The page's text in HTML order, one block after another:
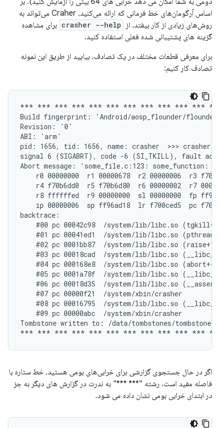
اساس آرگومان‌های خط فرمانی که ارائه می‌کنید، Craher می‌تواند به
روش‌های زیادی از کار بیفتد. از
crasher --help برای مشاهده
گزینه های پشتیبانی شده فعلی استفاده کنید.
برای معرفی قطعات مختلف در یک تصادف، بیایید از طریق این نمونه
تصادف کار کنیم:
*** *** *** *** *** *** *** *** *** *** ***
Build fingerprint: 'Android/aosp_flounder/
Revision: '0'
ABI: 'arm'
pid: 1656, tid: 1656, name: crasher  >>> crasher
signal 6 (SIGABRT), code -6 (SI_TKILL), fault
Abort message: 'some_file.c:123:
r0 00000000  r1 00000678  r2 00000006  r3
r4 f70b6dd0  r5 f70b6d80  r6 00000002  r7
r8 ffffffed  r9 00000000  sl 00000000  fp
ip 00000006  sp ff96ad18  lr f700ced5  pc
backtrace:
#00 pc 00042c98  /system/lib/libc.so
#01 pc 00041ed1  /system/lib/libc.so
#02 pc 0001bb87  /system/lib/libc.so
#03 pc 00018cad  /system/lib/libc.so
    #04 pc 000168e8  /system/lib/libc.so (abort+4)
#05 pc 0001a78f  /system/lib/libc.so
#06 pc 00018d35  /system/lib/libc.so
    #07 pc 00000f21  /system/xbin/crasher
#08 pc 00016795  /system/lib/libc.so
    #09 pc 00000abc  /system/xbin/crasher
Tombstone written to: /data/tombstones/
اگر در حال جستجوی گزارشی برای خرابی‌های بومی هستید، خط ستاره با
فاصله مفید است. رشته "*** ***" به ندرت در گزارش های دیگر به جز
در ابتدای خرابی بومی نشان داده می شود.